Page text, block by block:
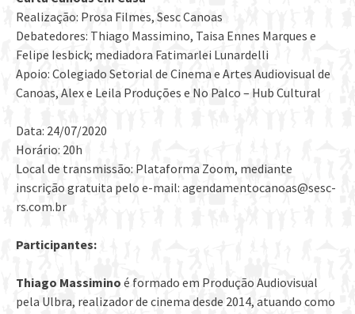
Realização: Prosa Filmes, Sesc Canoas
Debatedores: Thiago Massimino, Taisa Ennes Marques e
Felipe Iesbick; mediadora Fatimarlei Lunardelli
Apoio: Colegiado Setorial de Cinema e Artes Audiovisual de
Canoas, Alex e Leila Produções e No Palco – Hub Cultural
Data: 24/07/2020
Horário: 20h
Local de transmissão: Plataforma Zoom, mediante
inscrição gratuita pelo e-mail: agendamentocanoas@sesc-
rs.com.br
Participantes:
Thiago Massimino é formado em Produção Audiovisual
pela Ulbra, realizador de cinema desde 2014, atuando como